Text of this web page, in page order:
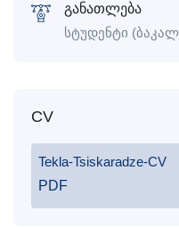
განათლება
სტუდენტი
CV
Tekla-Tsiskaradze-CV
PDF